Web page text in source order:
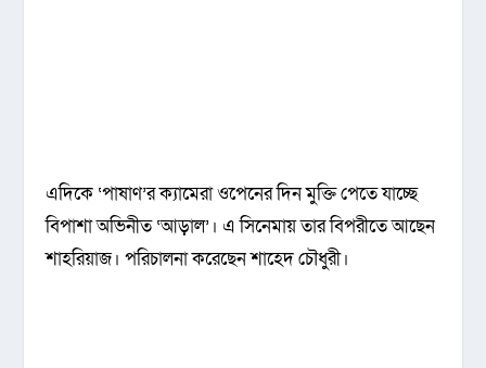
এদিকে ‘পাষাণ’র ক্যামেরা ওপেনের দিন মুক্তি পেতে যাচ্ছে
বিপাশা অভিনীত ‘আড়াল’। এ সিনেমায় তার বিপরীতে আছেন
শাহরিয়াজ। পরিচালনা করেছেন শাহেদ চৌধুরী।